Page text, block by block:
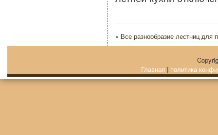
« Все разнообразие лестниц для
Главная | политика